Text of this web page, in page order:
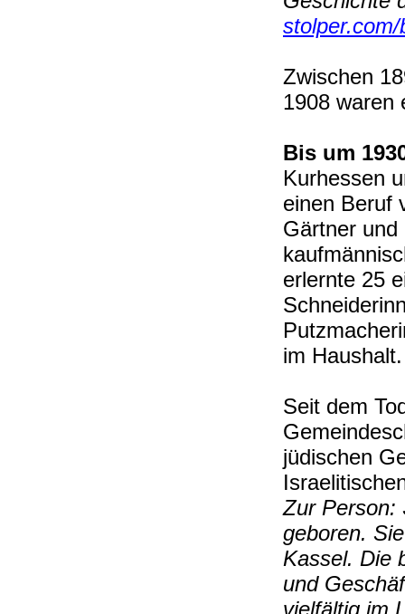
Zwischen
1908
Bis um
Kurhessen
einen Beruf
Gärtner und
erlernte 25
im Haushalt.
Seit dem
jüdischen
Zur Person:
geboren.
Kassel. Die
und
vielfältig im